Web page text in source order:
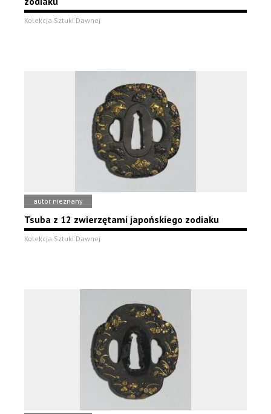
Kolekcja Sztuki Dawnej
autor nieznany
Tsuba z 12 zwierzętami japońskiego zodiaku
Kolekcja Sztuki Dawnej